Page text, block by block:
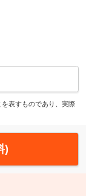
表すものであり、実際
)